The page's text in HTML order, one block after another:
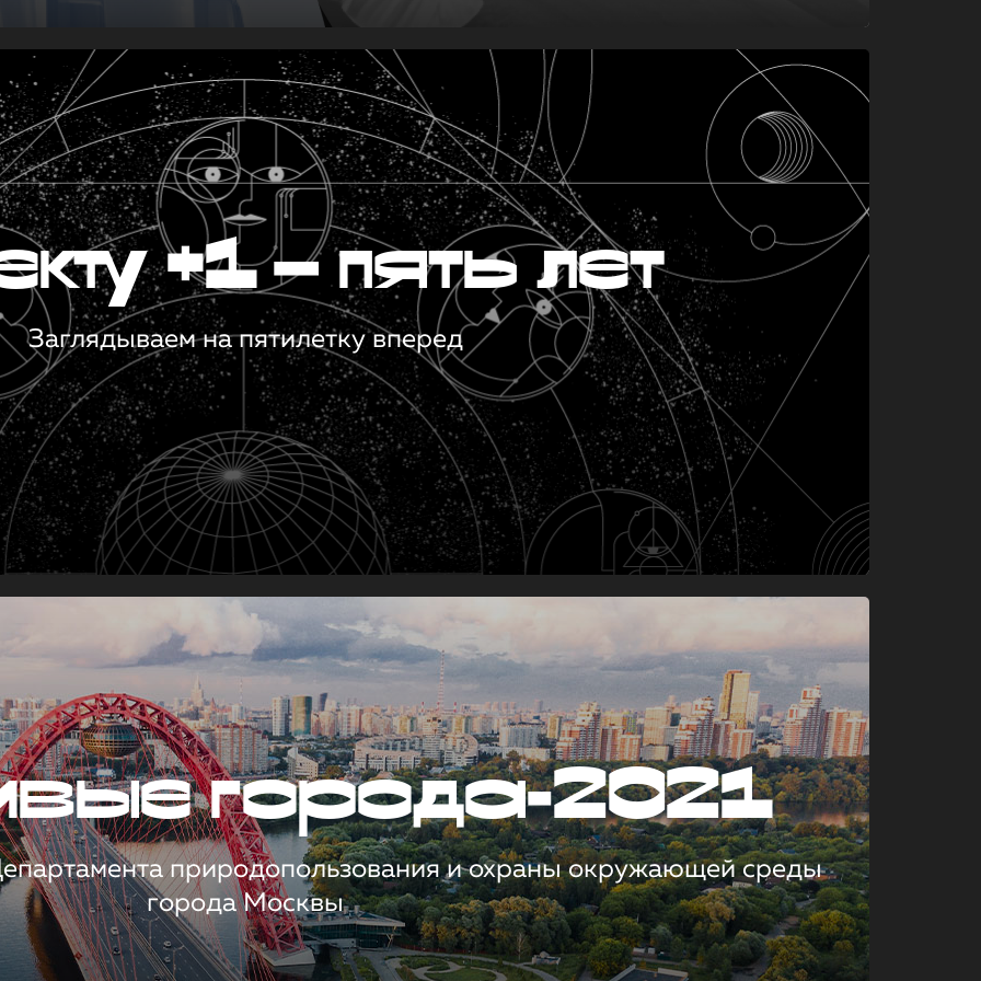
+1 — пять лет
Заглядываем на пятилетку вперед
города-2021
природопользования и охраны окружающей среды
города Москвы